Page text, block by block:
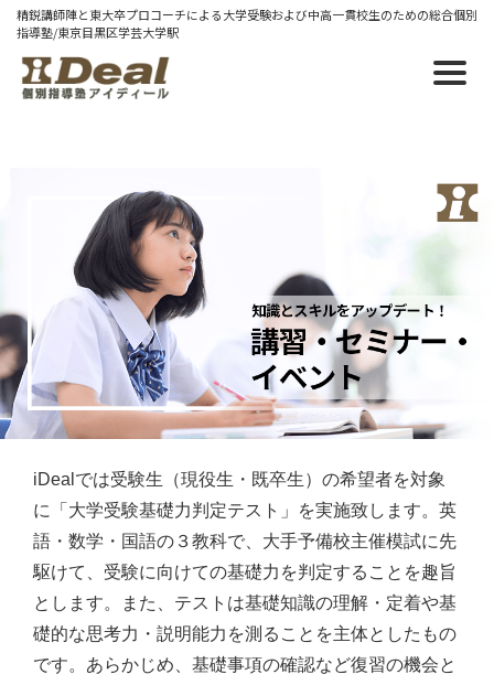
精鋭講師陣と東大卒プロコーチによる大学受験および中高一貫校生のための総合個別
指導塾/東京目黒区学芸大学駅
大学受験基礎力判定テスト【4/18～
23】
大学受験基礎力判定テスト ４月１８日（月）～４月
２３日（土）
「難関大受験の前に測る基礎力がある」
iDealでは受験生（現役生・既卒生）の希望者を対象
に「大学受験基礎力判定テスト」を実施致します。英
語・数学・国語の３教科で、大手予備校主催模試に先
駆けて、受験に向けての基礎力を判定することを趣旨
とします。また、テストは基礎知識の理解・定着や基
礎的な思考力・説明能力を測ることを主体としたもの
です。あらかじめ、基礎事項の確認など復習の機会と